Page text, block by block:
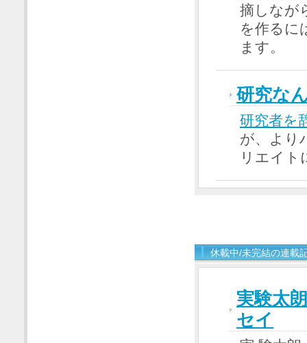
摘しなが
を作るに
ます。
研究な
研究者を
が、より
リエイト
休載中/未完結の連載
実験太
セイ